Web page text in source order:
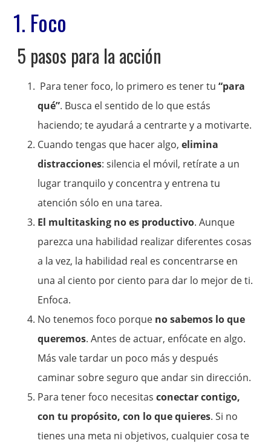
1. Foco
5 pasos para la acción
Para tener foco, lo primero es tener tu“para
qué”. Busca el sentido de lo que estás
haciendo; te ayudará a centrarte y a motivarte.
Cuando tengas que hacer algo,elimina
distracciones: silencia el móvil, retírate a un
lugar tranquilo y concentra y entrena tu
atención sólo en una tarea.
El multitasking no es productivo. Aunque
parezca una habilidad realizar diferentes cosas
a la vez, la habilidad real es concentrarse en
una al ciento por ciento para dar lo mejor de ti.
Enfoca.
No tenemos foco porque no sabemos lo que
queremos. Antes de actuar, enfócate en algo.
Más vale tardar un poco más y después
caminar sobre seguro que andar sin dirección.
Para tener foco necesitasconectar contigo,
con tu propósito, con lo que quieres. Si no
tienes una meta ni objetivos, cualquier cosa te